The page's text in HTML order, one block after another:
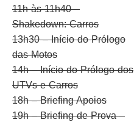
11h às 11h40 –
Shakedown: Carros
13h30 – Início do Prólogo
das Motos
14h – Início do Prólogo dos
UTVs e Carros
18h – Briefing Apoios
19h – Briefing de Prova –